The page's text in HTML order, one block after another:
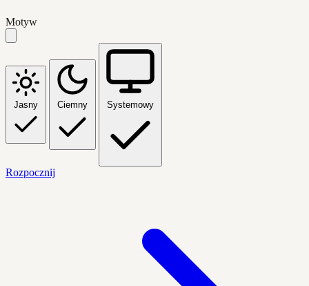
Motyw
Jasny Ciemny Systemowy
Rozpocznij